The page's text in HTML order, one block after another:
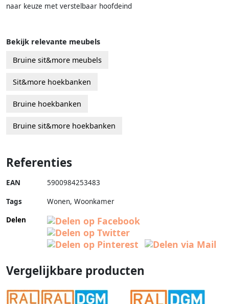
naar keuze met verstelbaar hoofdeind
Bekijk relevante meubels
Bruine sit&more meubels
Sit&more hoekbanken
Bruine hoekbanken
Bruine sit&more hoekbanken
Referenties
EAN 5900984253483
Tags
Wonen, Woonkamer
Delen
Vergelijkbare producten